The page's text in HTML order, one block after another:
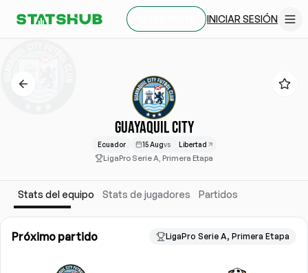
INICIAR SESIÓN
GUAYAQUIL CITY
Ecuador 15 Augvs Libertad
LigaPro Serie A, Primera Etapa
Stats del equipo Stats de jugadores Partidos
Próximo partido LigaPro Serie A, Primera Etapa